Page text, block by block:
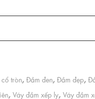
tròn, Đầm đen, Đầm đẹp,
, Váy đầm xếp ly, Váy đầm